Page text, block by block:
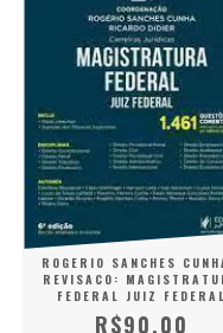
ROGERIO SANCHES
REVISACO:
FEDERAL JUIZ FEDERAL
R$90,00